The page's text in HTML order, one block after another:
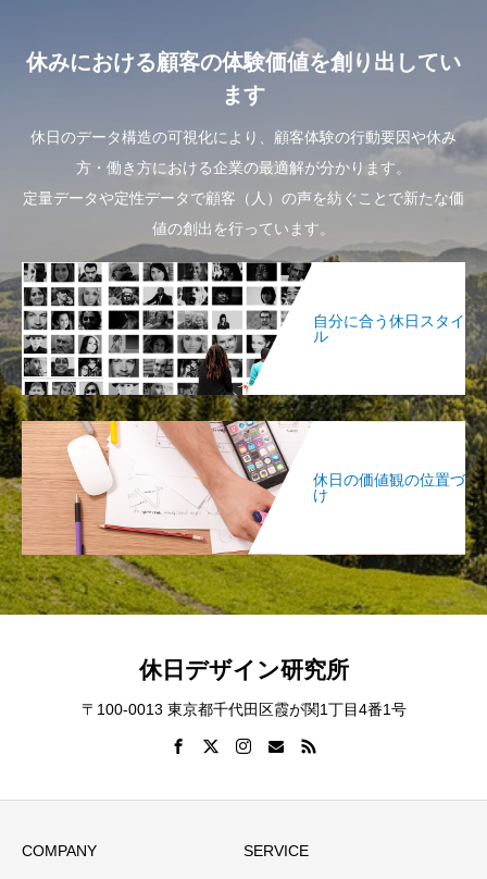
休みにおける顧客の体験価値を創り出してい
ます
休日のデータ構造の可視化により、顧客体験の行動要因や休み
方・働き方における企業の最適解が分かります。
定量データや定性データで顧客（人）の声を紡ぐことで新たな価
値の創出を行っています。
自分に合う休日スタイ
ル
休日の価値観の位置づ
け
休日デザイン研究所
〒100-0013 東京都千代田区霞が関1丁目4番1号
COMPANY SERVICE